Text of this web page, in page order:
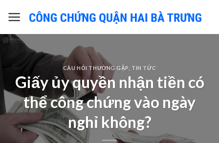
CÂU HỎI THƯỜNG GẶP TIN TỨC
Giấy ủy quyền nhận tiền có
thể công chứng vào ngày
nghỉ không?